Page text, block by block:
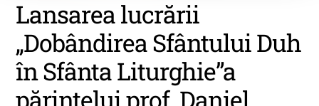
Lansarea lucrării
„Dobândirea Sfântului Duh
în Sfânta Liturghie”a
părintelui prof. Daniel